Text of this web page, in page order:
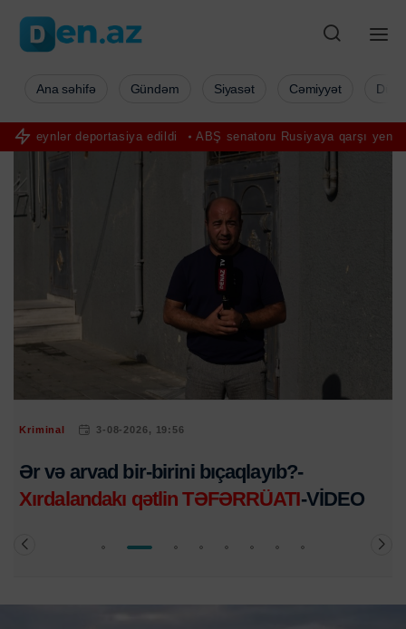
ABŞ senatoru Rusiyaya qarşı yeni sanksiyalar layihəsinin
Ana səhifə Gündəm Siyasət Cəmiyyət
Hadisə 3-08-2026, 10:49
Moskvadan Bakıya qonaq gəlmişdilər -
Faciəvi şəkildə öldülər